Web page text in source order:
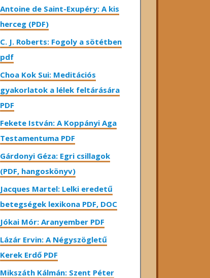
Antoine de Saint-Exupéry: A kis
herceg (PDF)
C. J. Roberts: Fogoly a sötétben
pdf
Choa Kok Sui: Meditációs
gyakorlatok a lélek feltárására
PDF
Fekete István: A Koppányi Aga
Testamentuma PDF
Gárdonyi Géza: Egri csillagok
(PDF, hangoskönyv)
Jacques Martel: Lelki eredetű
betegségek lexikona PDF, DOC
Jókai Mór: Aranyember PDF
Lázár Ervin: A Négyszögletű
Kerek Erdő PDF
Mikszáth Kálmán: Szent Péter